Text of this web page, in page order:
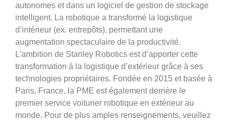
autonomes et dans un logiciel de gestion de stockage
intelligent. La robotique a transformé la logistique
d’intérieur (ex. entrepôts), permettant une
augmentation spectaculaire de la productivité.
L’ambition de Stanley Robotics est d’apporter cette
transformation à la logistique d’extérieur grâce à ses
technologies propriétaires. Fondée en 2015 et basée à
Paris, France, la PME est également derrière le
premier service voiturier robotique en extérieur au
monde. Pour de plus amples renseignements, veuillez